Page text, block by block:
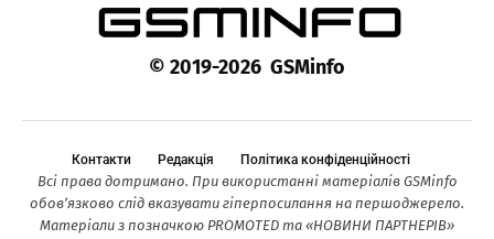
© 2019-2026 GSMinfo
Контакти Редакція Політика конфіденційності
Всі права дотримано. При використанні матеріалів GSMinfo
обов’язково слід вказувати гіперпосилання на першоджерело.
Матеріали з позначкою PROMOTED та «НОВИНИ ПАРТНЕРІВ»